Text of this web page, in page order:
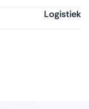
Logistiek